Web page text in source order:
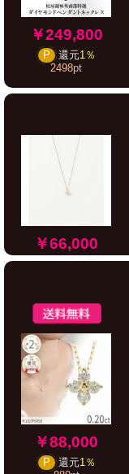
￥249,800
P 還元1％
2498pt
￥66,000
￥88,000
P 還元1％